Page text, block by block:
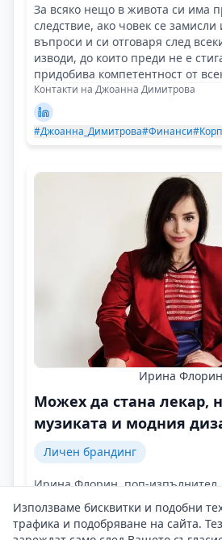
За всяко нещо в живота си има
следствие, ако човек се замисли
въпроси и си отговаря след
изводи, до които преди не е
придобива компетентност от
случай!
Контакти на Джоанна Димитрова
#Джоанна_Димитрова#Финанси
Ирина Флорин
Можех да стана лекар,
музиката и модния
Личен брандинг
Ирина Флорин, поп-изпълнител,
артист, дизайнер на модни
Контакти на Ирина Флорин
Използваме бисквитки и подобни
трафика и подобряване на сайта.